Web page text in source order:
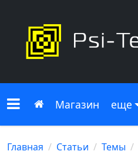
Меню сайта
Главная
Магазин еще
Главная Статьи Темы